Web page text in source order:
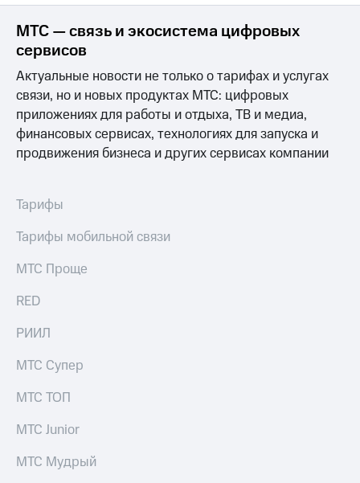
Корпоративный
секретарь
Раскрытие
информации
Информация
акционерам
Документы
ПАО
"МТС"
Собрания
акционеров
капитал
и
Программа
приобретения
Порядок
выкупа
Дивиденды
Рынок
облигаций
МТС — связь и экосистема цифровых
сервисов
Актуальные новости не только о тарифах и услугах
связи, но и новых продуктах МТС: цифровых
приложениях для работы и отдыха, ТВ и медиа,
финансовых сервисах, технологиях для запуска и
продвижения бизнеса и других сервисах компании
Тарифы
Тарифы мобильной связи
МТС Проще
RED
РИИЛ
МТС Супер
МТС ТОП
МТС Junior
МТС Мудрый